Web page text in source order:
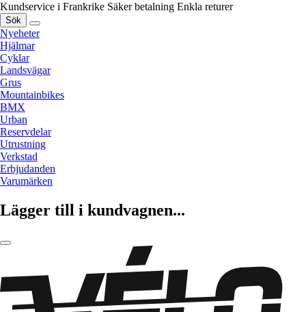
Kundservice i Frankrike Säker betalning Enkla returer
Sök
Nyeheter
Hjälmar
Cyklar
Landsvägar
Grus
Mountainbikes
BMX
Urban
Reservdelar
Utrustning
Verkstad
Erbjudanden
Varumärken
Lägger till i kundvagnen...